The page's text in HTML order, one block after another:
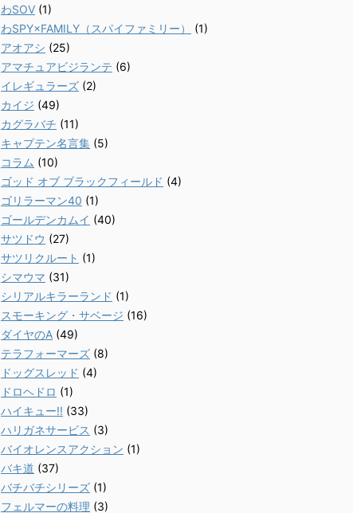
わSOV (1)
わSPY×FAMILY（スパイファミリー）
(1)
アオアシ (25)
アマチュアビジランテ (6)
イレギュラーズ (2)
カイジ (49)
カグラバチ (11)
キャプテン名言集 (5)
コラム (10)
ゴッド オブ ブラックフィールド (4)
ゴリラーマン40 (1)
ゴールデンカムイ (40)
サツドウ (27)
サツリクルート (1)
シマウマ (31)
シリアルキラーランド (1)
スモーキング・サベージ (16)
ダイヤのA (49)
テラフォーマーズ (8)
ドッグスレッド (4)
ドロヘドロ (1)
ハイキュー!! (33)
ハリガネサービス (3)
バイオレンスアクション (1)
バキ道 (37)
バチバチシリーズ (1)
フェルマーの料理 (3)